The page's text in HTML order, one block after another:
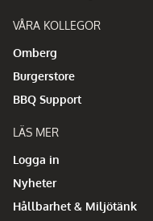
VÅRA KOLLEGOR
Omberg
Burgerstore
BBQ Support
LÄS MER
Logga in
Nyheter
Hållbarhet & Miljötänk